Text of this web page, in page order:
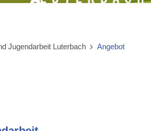
Jugendarbeit Luterbach Angebot